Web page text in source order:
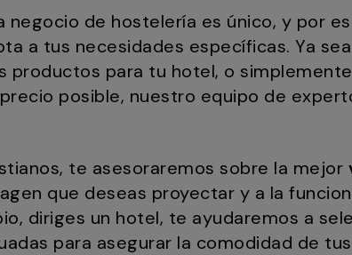
negocio de hostelería es único, y por
a tus necesidades específicas. Ya
productos para tu hotel, o
posible, nuestro equipo de
te asesoraremos sobre la mejor
que deseas proyectar y a la
diriges un hotel, te ayudaremos a
para asegurar la comodidad de